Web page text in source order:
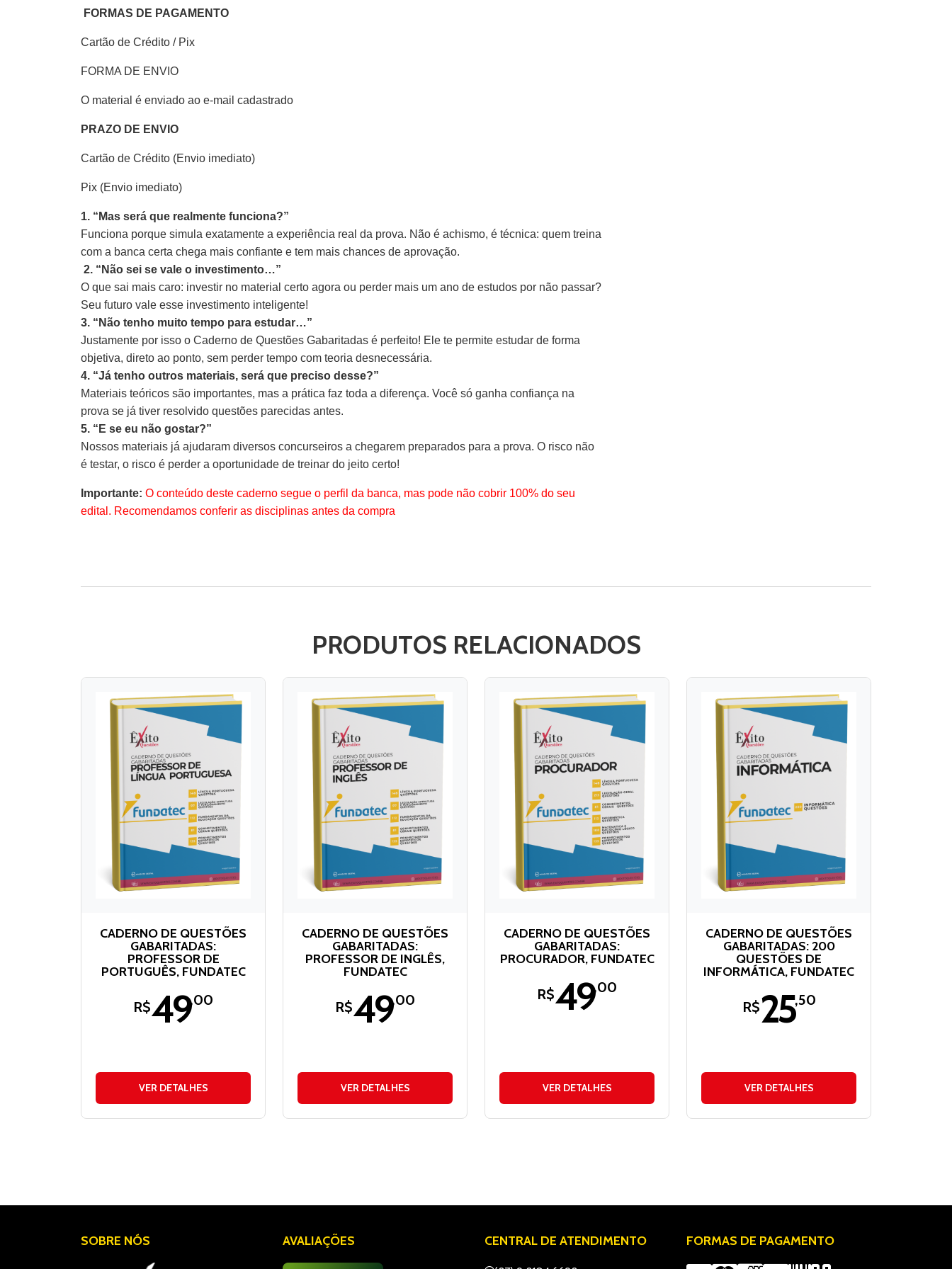
FORMAS DE PAGAMENTO
Cartão de Crédito / Pix
FORMA DE ENVIO
O material é enviado ao e-mail cadastrado
PRAZO DE ENVIO
Cartão de Crédito (Envio imediato)
Pix (Envio imediato)
1. “Mas será que realmente funciona?”
Funciona porque simula exatamente a experiência real da prova. Não é achismo, é técnica: quem treina
com a banca certa chega mais confiante e tem mais chances de aprovação.
2. “Não sei se vale o investimento…”
O que sai mais caro: investir no material certo agora ou perder mais um ano de estudos por não passar?
Seu futuro vale esse investimento inteligente!
3. “Não tenho muito tempo para estudar…”
Justamente por isso o Caderno de Questões Gabaritadas é perfeito! Ele te permite estudar de forma
objetiva, direto ao ponto, sem perder tempo com teoria desnecessária.
4. “Já tenho outros materiais, será que preciso desse?”
Materiais teóricos são importantes, mas a prática faz toda a diferença. Você só ganha confiança na
prova se já tiver resolvido questões parecidas antes.
5. “E se eu não gostar?”
Nossos materiais já ajudaram diversos concurseiros a chegarem preparados para a prova. O risco não
é testar, o risco é perder a oportunidade de treinar do jeito certo!
Importante: O conteúdo deste caderno segue o perfil da banca, mas pode não cobrir 100% do seu
edital. Recomendamos conferir as disciplinas antes da compra
PRODUTOS RELACIONADOS
CADERNO DE QUESTÕES
GABARITADAS:
PROFESSOR DE
PORTUGUÊS, FUNDATEC
R$49,00
VER DETALHES
CADERNO DE QUESTÕES
GABARITADAS:
PROFESSOR DE INGLÊS,
FUNDATEC
R$49,00
VER DETALHES
CADERNO DE QUESTÕES
GABARITADAS:
PROCURADOR, FUNDATEC
R$49,00
VER DETALHES
CADERNO DE QUESTÕES
GABARITADAS: 200
QUESTÕES DE
INFORMÁTICA, FUNDATEC
R$25,50
VER DETALHES
SOBRE NÓS AVALIAÇÕES CENTRAL DE ATENDIMENTO FORMAS DE PAGAMENTO